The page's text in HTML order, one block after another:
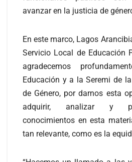
avanzar en la justicia de
En este marco, Lagos
Servicio Local de Educación
agradecemos
Educación y a la Seremi de
de Género, por darnos esta
adquirir, analizar y
conocimientos en esta
tan relevante, como es la